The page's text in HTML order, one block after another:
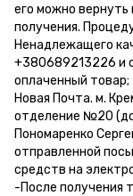
его можно вернуть
получения.
Ненадлежащего
+380689213226 и
оплаченный
Новая Почта. м.
отделение №20 (до
Пономаренко
отправленной
средств на
-После получения